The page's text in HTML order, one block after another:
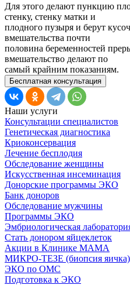
Для этого делают пункцию
стенку, стенку матки и
плодного пузыря и берут
вмешательства почти
половина беременностей
вмешательство делают по
самый крайним показаниям.
Бесплатная консультация
Наши услуги
Консультации специалистов
Генетическая диагностика
Криоконсервация
Лечение бесплодия
Обследование женщины
Искусственная инсеминация
Донорские программы ЭКО
Банк доноров
Обследование мужчины
Программы ЭКО
Эмбриологическая
Стать донором яйцеклеток
Акции в Клинике МАМА
МИКРО-ТЕЗЕ (биопсия яичка)
ЭКО по ОМС
Подготовка к ЭКО